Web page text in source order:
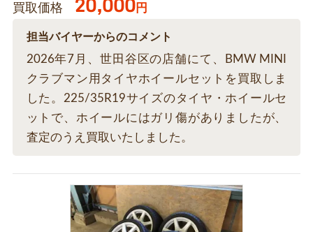
買取価格 20,000円
担当バイヤーからのコメント
2026年7月、世田谷区の店舗にて、BMW MINI
クラブマン用タイヤホイールセットを買取しま
した。225/35R19サイズのタイヤ・ホイールセ
ットで、ホイールにはガリ傷がありましたが、
査定のうえ買取いたしました。